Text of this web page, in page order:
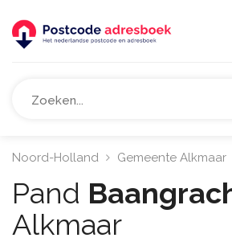
Noord-Holland Gemeente Alkmaar
Pand
Alkmaar